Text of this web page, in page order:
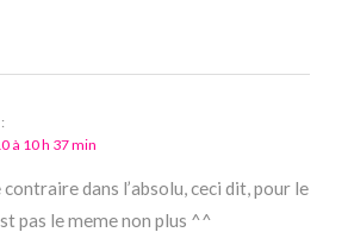
à 10 h 37 min
contraire dans l’absolu, ceci dit, pour le
pas le meme non plus ^^